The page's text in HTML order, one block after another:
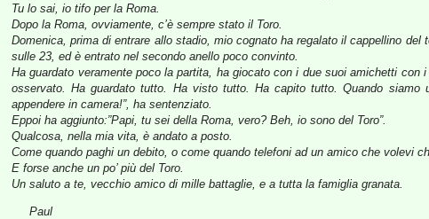
Tu lo sai, io tifo per la Roma.
Dopo la Roma, ovviamente, c’è sempre stato il Toro.
Domenica, prima di entrare allo stadio, mio cognato ha regalato il cappellino
sulle 23, ed è entrato nel secondo anello poco convinto.
Ha guardato veramente poco la partita, ha giocato con i due suoi amichetti
osservato. Ha guardato tutto. Ha visto tutto. Ha capito tutto. Quando
appendere in camera!”, ha sentenziato.
Eppoi ha aggiunto:”Papi, tu sei della Roma, vero? Beh, io sono del Toro”.
Qualcosa, nella mia vita, è andato a posto.
Come quando paghi un debito, o come quando telefoni ad un amico che volevi
E forse anche un po’ più del Toro.
Un saluto a te, vecchio amico di mille battaglie, e a tutta la famiglia granata.
Paul